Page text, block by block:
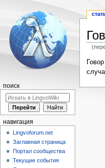
к
к
поиск
навигация
Lingvoforum.net
Заглавная страница
Портал сообщества
Текущие события